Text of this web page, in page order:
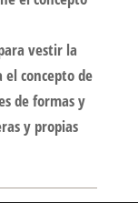
vestir la
el concepto de
de formas y
y propias